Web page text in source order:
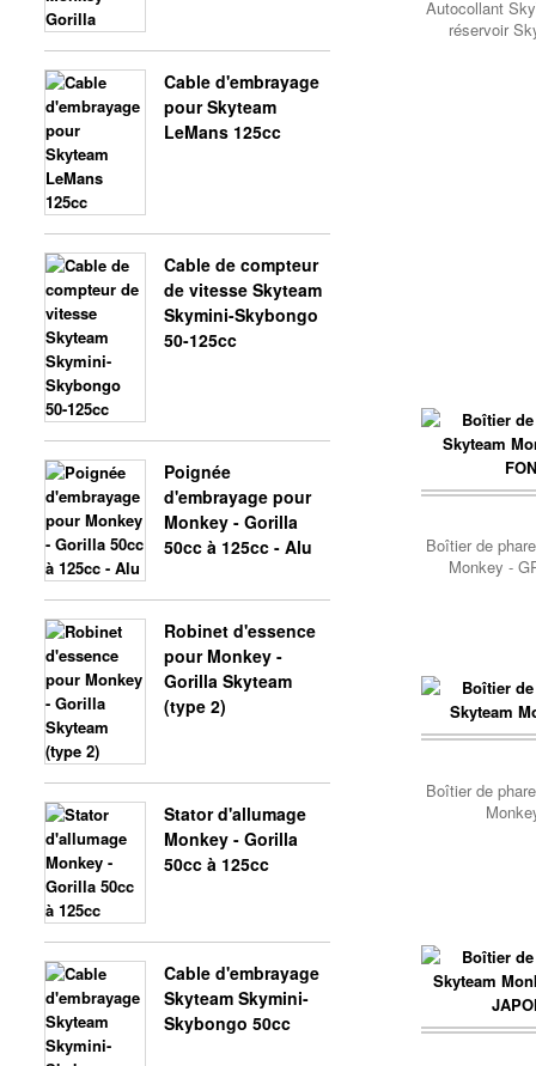
SHINERAY 250 STXE
SHINERAY 300CC
SHINERAY 350CC
Cable d'embrayage
pour Skyteam
LeMans 125cc
Cable de compteur
de vitesse Skyteam
Skymini-Skybongo
50-125cc
Poignée
d'embrayage pour
Monkey - Gorilla
50cc à 125cc - Alu
Robinet d'essence
pour Monkey -
Gorilla Skyteam
(type 2)
Stator d'allumage
Monkey - Gorilla
50cc à 125cc
Cable d'embrayage
Skyteam Skymini-
Skybongo 50cc
Autocollant
réservoir
Boîtier de
Monkey -
Boîtier de